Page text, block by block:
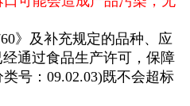
》及补充规定的品种、应
通过食品生产许可，保障
号：09.02.03)既不会超标